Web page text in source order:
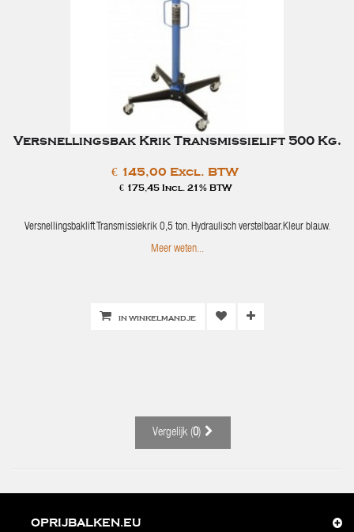
Versnellingsbak Krik Transmissielift 500 Kg.
€ 145,00 Excl. BTW
€ 175,45 Incl. 21% BTW
Versnellingsbaklift Transmissiekrik 0,5 ton. Hydraulisch verstelbaar.Kleur blauw.
Meer weten...
IN WINKELMANDJE
Vergelijk (0)
OPRIJBALKEN.EU